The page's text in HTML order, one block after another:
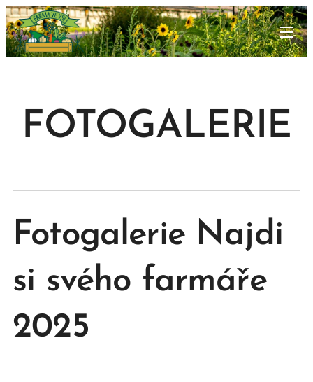
FOTOGALERIE
Fotogalerie Najdi
si svého farmáře
2025